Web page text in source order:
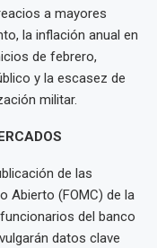
a mayores
la inflación anual en
de febrero,
y la escasez de
militar.
de las
Abierto (FOMC) de la
del banco
datos clave